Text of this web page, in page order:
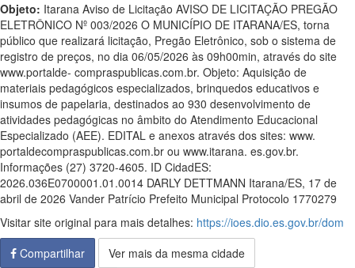
Objeto: Itarana Aviso de Licitação AVISO DE LICITAÇÃO PREGÃO
ELETRÔNICO Nº 003/2026 O MUNICÍPIO DE ITARANA/ES, torna
público que realizará licitação, Pregão Eletrônico, sob o sistema de
registro de preços, no dia 06/05/2026 às 09h00min, através do site
www.portalde- compraspublicas.com.br. Objeto: Aquisição de
materiais pedagógicos especializados, brinquedos educativos e
insumos de papelaria, destinados ao 930 desenvolvimento de
atividades pedagógicas no âmbito do Atendimento Educacional
Especializado (AEE). EDITAL e anexos através dos sites: www.
portaldecompraspublicas.com.br ou www.itarana. es.gov.br.
Informações (27) 3720-4605. ID CidadES:
2026.036E0700001.01.0014 DARLY DETTMANN Itarana/ES, 17 de
abril de 2026 Vander Patrício Prefeito Municipal Protocolo 1770279
Visitar site original para mais detalhes: https://ioes.dio.es.gov.br/dom
Compartilhar
Ver mais da mesma cidade